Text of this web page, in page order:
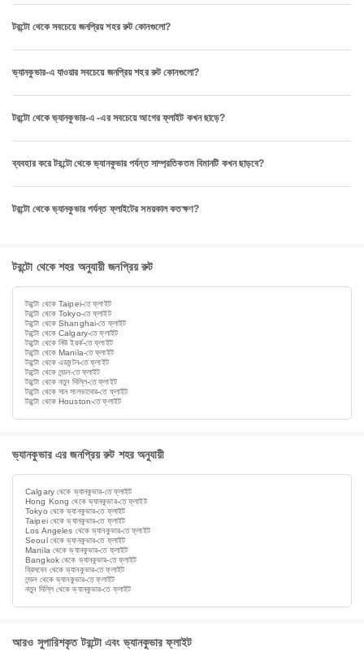
টরন্টো থেকে সবচেয়ে জনপ্রিয় শহর রুট কোনগুলো?
ভ্যানকুভার-এ যাওয়ার সবচেয়ে জনপ্রিয় শহর রুট কোনগুলো?
টরন্টো থেকে ভ্যানকুভার-এ -এর সবচেয়ে আগের ফ্লাইট কখন ছাড়ে?
ব্যবহার করে টরন্টো থেকে ভ্যানকুভার পর্যন্ত সাম্প্রতিকতম বিমানটি কখন ছাড়বে?
টরন্টো থেকে ভ্যানকুভার পর্যন্ত ফ্লাইটের সময়কাল কতক্ষণ?
টরন্টো থেকে শহর অনুযায়ী জনপ্রিয় রুট
টরন্টো থেকে Taipei-তে ফ্লাইট
টরন্টো থেকে Tokyo-তে ফ্লাইট
টরন্টো থেকে Shanghai-তে ফ্লাইট
টরন্টো থেকে Calgary-তে ফ্লাইট
টরন্টো থেকে নিউ ইয়র্ক-তে ফ্লাইট
টরন্টো থেকে Manila-তে ফ্লাইট
টরন্টো থেকে এডমন্টন-তে ফ্লাইট
টরন্টো থেকে লন্ডন-তে ফ্লাইট
টরন্টো থেকে নতুন দিল্লি-তে ফ্লাইট
টরন্টো থেকে সান সালভাদোর-তে ফ্লাইট
টরন্টো থেকে Houston-তে ফ্লাইট
ভ্যানকুভার এর জনপ্রিয় রুট শহর অনুযায়ী
Calgary থেকে ভ্যানকুভার-তে ফ্লাইট
Hong Kong থেকে ভ্যানকুভার-তে ফ্লাইট
Tokyo থেকে ভ্যানকুভার-তে ফ্লাইট
Taipei থেকে ভ্যানকুভার-তে ফ্লাইট
Los Angeles থেকে ভ্যানকুভার-তে ফ্লাইট
Seoul থেকে ভ্যানকুভার-তে ফ্লাইট
Manila থেকে ভ্যানকুভার-তে ফ্লাইট
Bangkok থেকে ভ্যানকুভার-তে ফ্লাইট
ব্রিসবেন থেকে ভ্যানকুভার-তে ফ্লাইট
লন্ডন থেকে ভ্যানকুভার-তে ফ্লাইট
নতুন দিল্লি থেকে ভ্যানকুভার-তে ফ্লাইট
আরও সুপারিশকৃত টরন্টো এবং ভ্যানকুভার ফ্লাইট